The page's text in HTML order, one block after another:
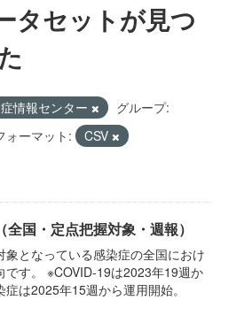
タセットが見つ
情報センター
グループ:
ォーマット:
CSV
国・定点把握対象・週報）
象となっている感染症の全国におけ
です。 ※COVID-19は2023年19週か
は2025年15週から運用開始。